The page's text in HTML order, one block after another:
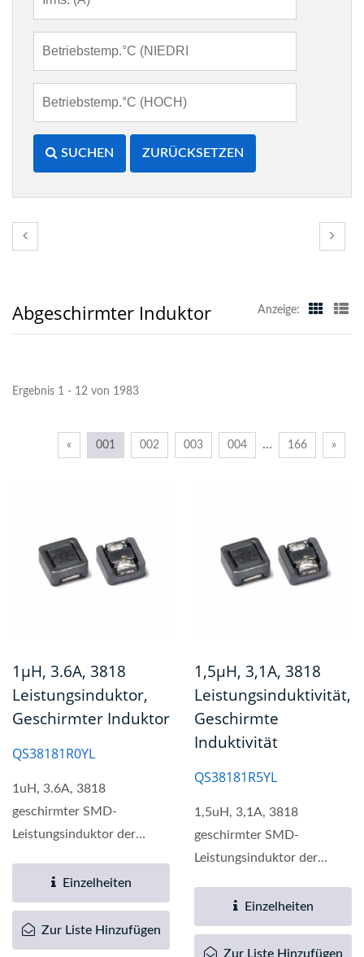
SUCHEN ZURÜCKSETZEN
Abgeschirmter Induktor Anzeige:
Ergebnis 1 - 12 von 1983
« 001 002 003 004 … 166 »
1µH, 3.6A, 3818
Leistungsinduktor,
Geschirmter Induktor
QS38181R0YL
1uH, 3.6A, 3818
geschirmter SMD-
Leistungsinduktor der
breite Palette...Einzelheiten
Zur Liste Hinzufügen
1,5µH, 3,1A, 3818
Leistungsinduktivität,
Geschirmte
Induktivität
QS38181R5YL
1,5uH, 3,1A, 3818
geschirmter SMD-
Leistungsinduktor der
breites Spektrum...
Einzelheiten
Zur Liste Hinzufügen